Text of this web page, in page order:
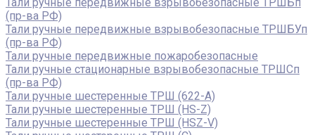
(пр-ва РФ)
Тали ручные передвижные взрывобезопасные ТРШБУп
(пр-ва РФ)
Тали ручные передвижные пожаробезопасные
Тали ручные стационарные взрывобезопасные ТРШСп
(пр-ва РФ)
Тали ручные шестеренные ТРШ (622-A)
Тали ручные шестеренные ТРШ (HS-Z)
Тали ручные шестеренные ТРШ (HSZ-V)